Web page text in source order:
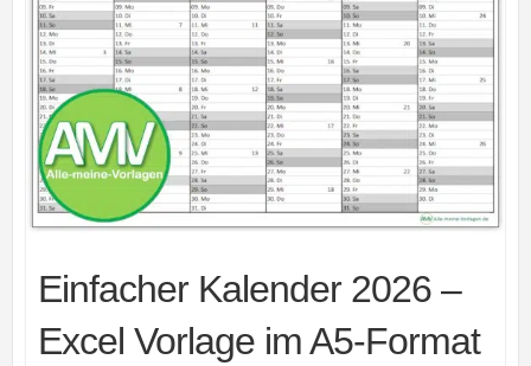
Einfacher Kalender 2026 –
Excel Vorlage im A5-Format